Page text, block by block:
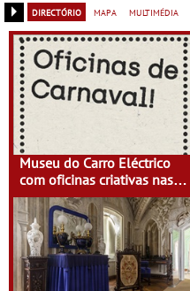
directório
mapa multimédia
Museu do Carro Eléctrico
com oficinas criativas nas
férias de Carnaval